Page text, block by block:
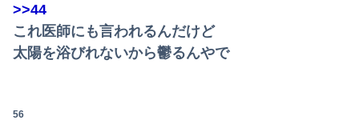
>>44
これ医師にも言われるんだけど
太陽を浴びれないから鬱るんやで
56